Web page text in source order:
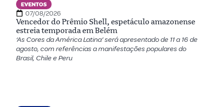
EVENTOS
07/08/2026
Vencedor do Prêmio Shell, espetáculo amazonense
estreia temporada em Belém
‘As Cores da América Latina’ será apresentado de 11 a 16 de
agosto, com referências a manifestações populares do
Brasil, Chile e Peru